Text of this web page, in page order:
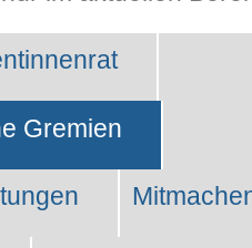
Gremien